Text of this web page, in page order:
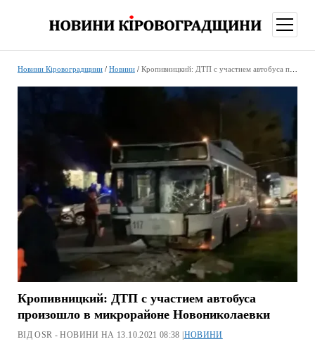
меню
Новини Кіровоградщини/ Новини/ Кропивницкий: ДТП с участием автобуса произошло в микрорайоне Новониколаевки
Кропивницкий: ДТП с участием автобуса
произошло в микрорайоне Новониколаевки
ВІД OSR - НОВИНИ НА 13.10.2021 08:38 |НОВИНИ